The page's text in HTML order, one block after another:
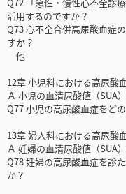
活用するのですか？
Q73 心不全合併高尿酸血症
すか？
他
12章 小児科における高尿酸
Ａ 小児の血清尿酸値（SUA
Q77 小児の高尿酸血症をど
13章 婦人科における高尿酸
Ａ 妊婦の血清尿酸値（SUA
Q78 妊婦の高尿酸血症を診
か？